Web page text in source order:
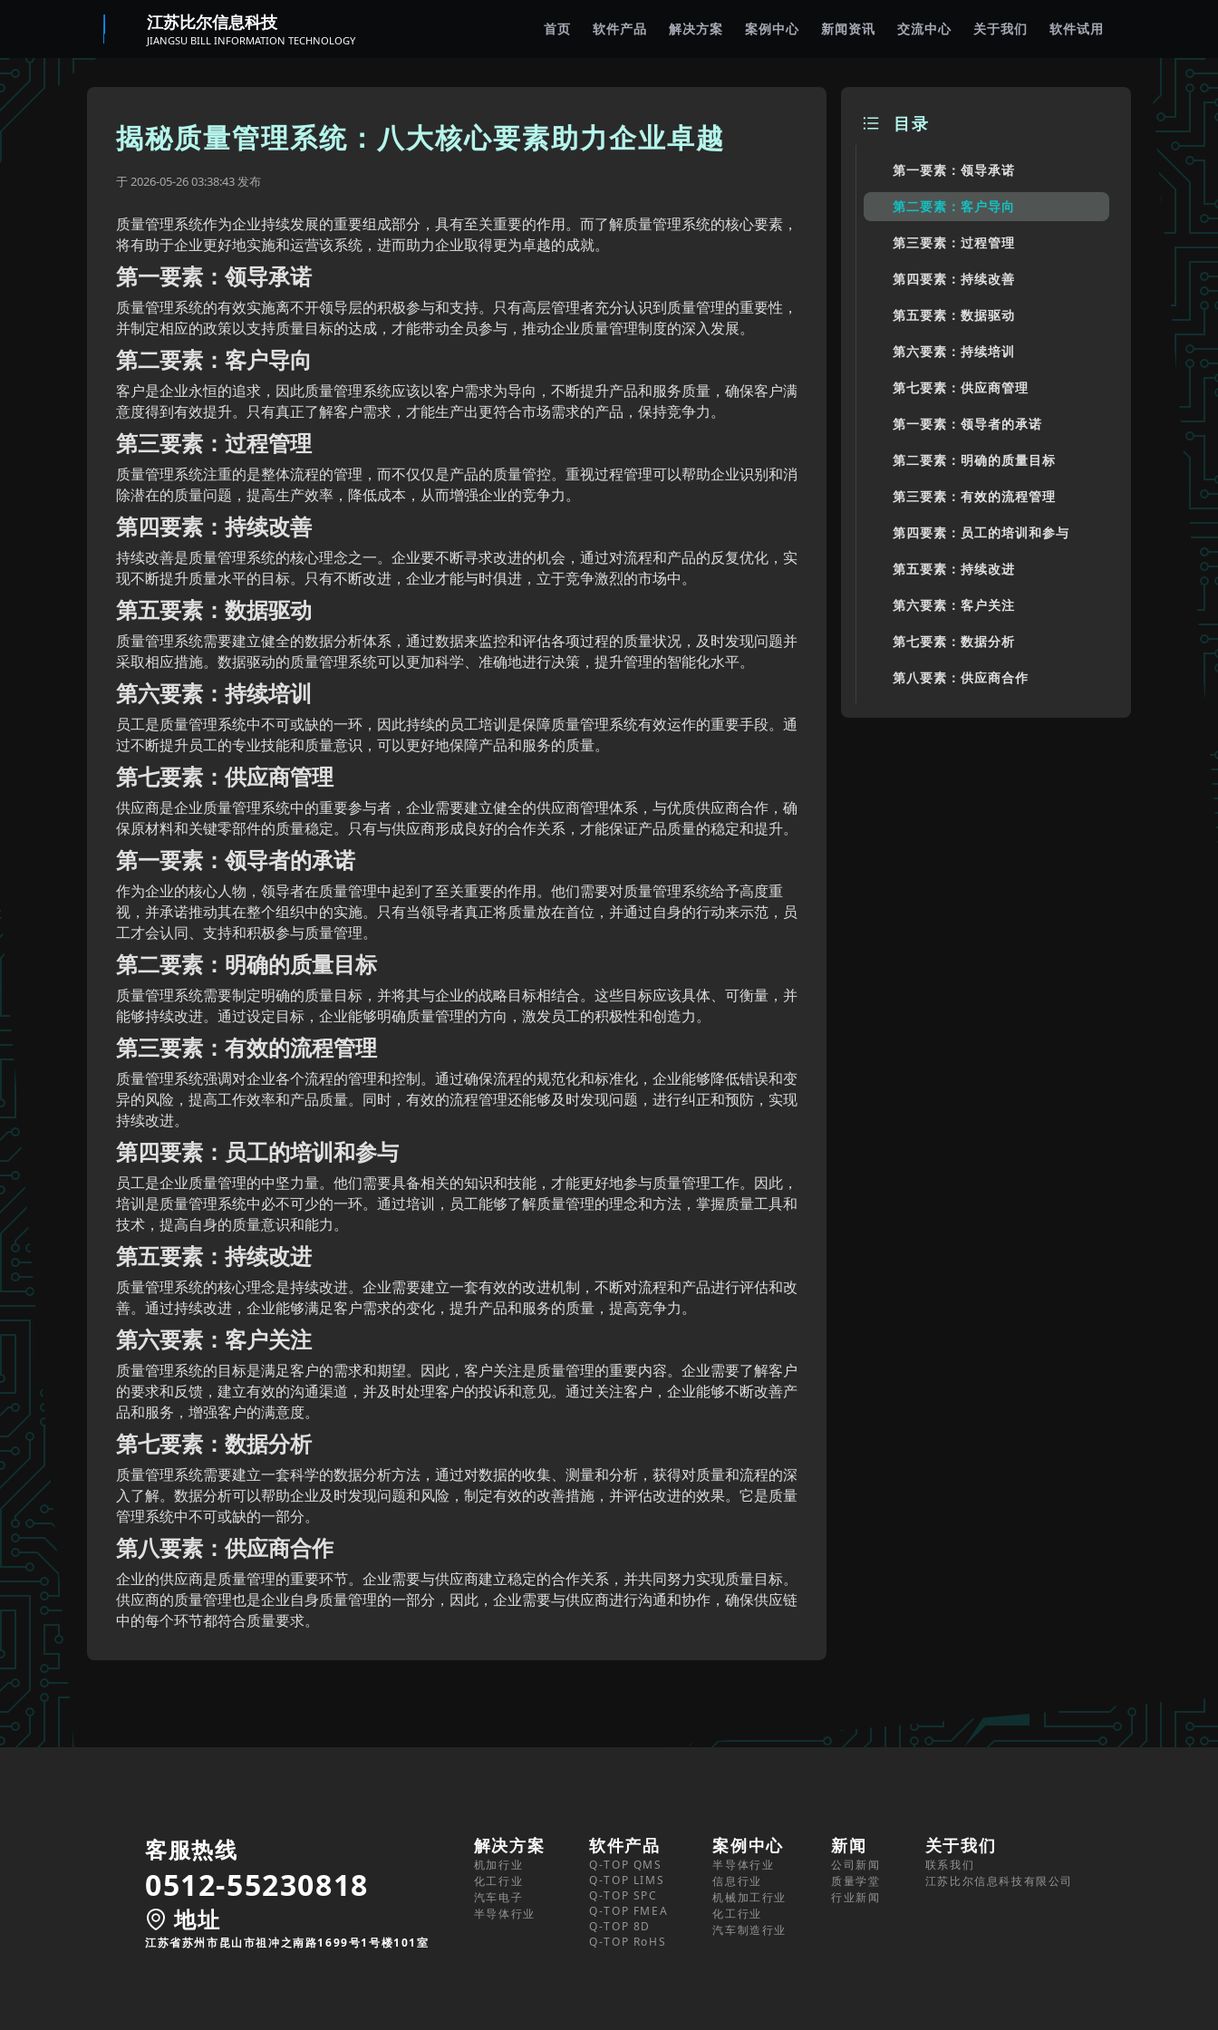
江苏比尔信息科技
JIANGSU BILL INFORMATION TECHNOLOGY
首页 软件产品 解决方案 案例中心 新闻资讯 交流中心 关于我们 软件试用
揭秘质量管理系统：八大核心要素助力企业卓越
于2026-05-26 03:38:43 发布
质量管理系统作为企业持续发展的重要组成部分，具有至关重要的作用。而了解质量管理系统的核心要素，
将有助于企业更好地实施和运营该系统，进而助力企业取得更为卓越的成就。
第一要素：领导承诺
质量管理系统的有效实施离不开领导层的积极参与和支持。只有高层管理者充分认识到质量管理的重要性，
并制定相应的政策以支持质量目标的达成，才能带动全员参与，推动企业质量管理制度的深入发展。
第二要素：客户导向
客户是企业永恒的追求，因此质量管理系统应该以客户需求为导向，不断提升产品和服务质量，确保客户满
意度得到有效提升。只有真正了解客户需求，才能生产出更符合市场需求的产品，保持竞争力。
第三要素：过程管理
质量管理系统注重的是整体流程的管理，而不仅仅是产品的质量管控。重视过程管理可以帮助企业识别和消
除潜在的质量问题，提高生产效率，降低成本，从而增强企业的竞争力。
第四要素：持续改善
持续改善是质量管理系统的核心理念之一。企业要不断寻求改进的机会，通过对流程和产品的反复优化，实
现不断提升质量水平的目标。只有不断改进，企业才能与时俱进，立于竞争激烈的市场中。
第五要素：数据驱动
质量管理系统需要建立健全的数据分析体系，通过数据来监控和评估各项过程的质量状况，及时发现问题并
采取相应措施。数据驱动的质量管理系统可以更加科学、准确地进行决策，提升管理的智能化水平。
第六要素：持续培训
员工是质量管理系统中不可或缺的一环，因此持续的员工培训是保障质量管理系统有效运作的重要手段。通
过不断提升员工的专业技能和质量意识，可以更好地保障产品和服务的质量。
第七要素：供应商管理
供应商是企业质量管理系统中的重要参与者，企业需要建立健全的供应商管理体系，与优质供应商合作，确
保原材料和关键零部件的质量稳定。只有与供应商形成良好的合作关系，才能保证产品质量的稳定和提升。
第一要素：领导者的承诺
作为企业的核心人物，领导者在质量管理中起到了至关重要的作用。他们需要对质量管理系统给予高度重
视，并承诺推动其在整个组织中的实施。只有当领导者真正将质量放在首位，并通过自身的行动来示范，员
工才会认同、支持和积极参与质量管理。
第二要素：明确的质量目标
质量管理系统需要制定明确的质量目标，并将其与企业的战略目标相结合。这些目标应该具体、可衡量，并
能够持续改进。通过设定目标，企业能够明确质量管理的方向，激发员工的积极性和创造力。
第三要素：有效的流程管理
质量管理系统强调对企业各个流程的管理和控制。通过确保流程的规范化和标准化，企业能够降低错误和变
异的风险，提高工作效率和产品质量。同时，有效的流程管理还能够及时发现问题，进行纠正和预防，实现
持续改进。
第四要素：员工的培训和参与
员工是企业质量管理的中坚力量。他们需要具备相关的知识和技能，才能更好地参与质量管理工作。因此，
培训是质量管理系统中必不可少的一环。通过培训，员工能够了解质量管理的理念和方法，掌握质量工具和
技术，提高自身的质量意识和能力。
第五要素：持续改进
质量管理系统的核心理念是持续改进。企业需要建立一套有效的改进机制，不断对流程和产品进行评估和改
善。通过持续改进，企业能够满足客户需求的变化，提升产品和服务的质量，提高竞争力。
第六要素：客户关注
质量管理系统的目标是满足客户的需求和期望。因此，客户关注是质量管理的重要内容。企业需要了解客户
的要求和反馈，建立有效的沟通渠道，并及时处理客户的投诉和意见。通过关注客户，企业能够不断改善产
品和服务，增强客户的满意度。
第七要素：数据分析
质量管理系统需要建立一套科学的数据分析方法，通过对数据的收集、测量和分析，获得对质量和流程的深
入了解。数据分析可以帮助企业及时发现问题和风险，制定有效的改善措施，并评估改进的效果。它是质量
管理系统中不可或缺的一部分。
第八要素：供应商合作
企业的供应商是质量管理的重要环节。企业需要与供应商建立稳定的合作关系，并共同努力实现质量目标。
供应商的质量管理也是企业自身质量管理的一部分，因此，企业需要与供应商进行沟通和协作，确保供应链
中的每个环节都符合质量要求。
目录
第一要素：领导承诺
第二要素：客户导向
第三要素：过程管理
第四要素：持续改善
第五要素：数据驱动
第六要素：持续培训
第七要素：供应商管理
第一要素：领导者的承诺
第二要素：明确的质量目标
第三要素：有效的流程管理
第四要素：员工的培训和参与
第五要素：持续改进
第六要素：客户关注
第七要素：数据分析
第八要素：供应商合作
客服热线
0512-55230818
地址
江苏省苏州市昆山市祖冲之南路1699号1号楼101室
解决方案
机加行业
化工行业
汽车电子
半导体行业
软件产品
Q-TOP QMS
Q-TOP LIMS
Q-TOP SPC
Q-TOP FMEA
Q-TOP 8D
Q-TOP RoHS
案例中心
半导体行业
信息行业
机械加工行业
化工行业
汽车制造行业
新闻
公司新闻
质量学堂
行业新闻
关于我们
联系我们
江苏比尔信息科技有限公司